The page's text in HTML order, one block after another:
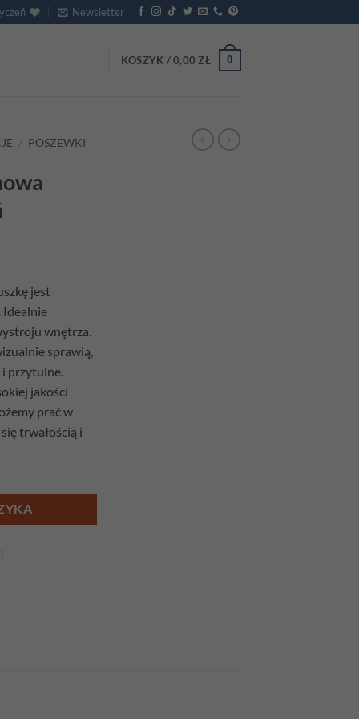
Newsletter
KOSZYK /0,00 ZŁ 0
/ POSZEWKI
jest
Idealnie
wnętrza.
sprawią,
przytulne.
jakości
prać w
trwałością i